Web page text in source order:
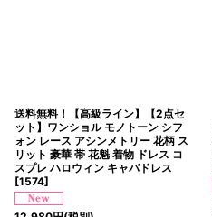
送料無料！【高級ライン】【2点セ
ット】ワンショル モノトーン シフ
ォン レース アシンメトリー 花柄 ス
リット 豪華 帯 花魁 着物 ドレス コ
スプレ ハロウィン キャバドレス
[1574]